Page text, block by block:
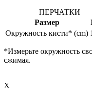
ПЕРЧАТКИ
Размер
Окружность кисти* (cm)
*Измерьте окружность
сжимая.
X